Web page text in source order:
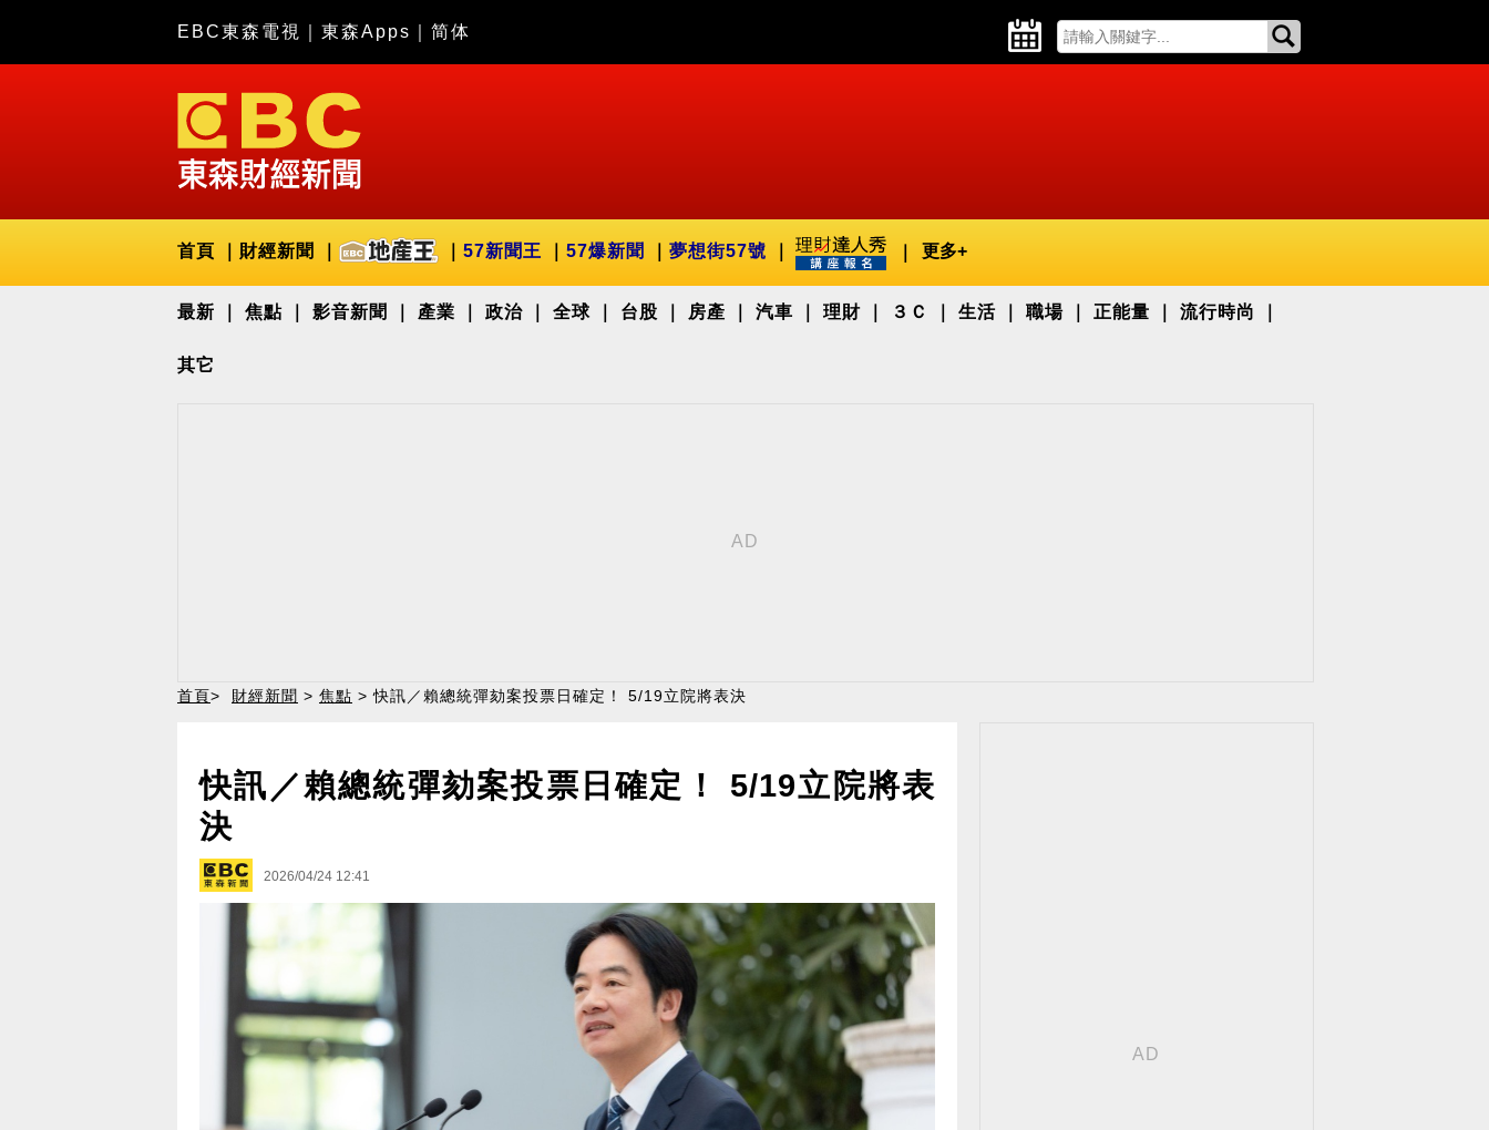
EBC東森電視 東森Apps 简体
首頁 財經新聞 57新聞王 57爆新聞 夢想街57號 更多+
最新 焦點 影音新聞 產業 政治 全球 台股 房產 汽車 理財 ３Ｃ 生活 職場 正能量 流行時尚
其它
首頁> 財經新聞 > 焦點 > 快訊／賴總統彈劾案投票日確定！ 5/19立院將表決
快訊／賴總統彈劾案投票日確定！ 5/19立院將表
決
2026/04/24 12:41